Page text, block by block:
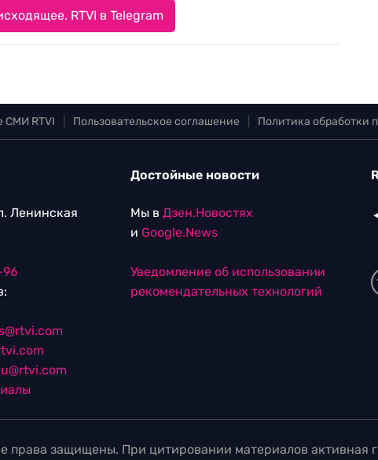
RTVI в Telegram
СМИ RTVI Пользовательское соглашение Политика обработки
Ленинская
96
Достойные новости
Мы в Дзен.Новостях
и Google.News
Уведомление об использовании
рекомендательных технологий
защищены. При цитировании материалов активная